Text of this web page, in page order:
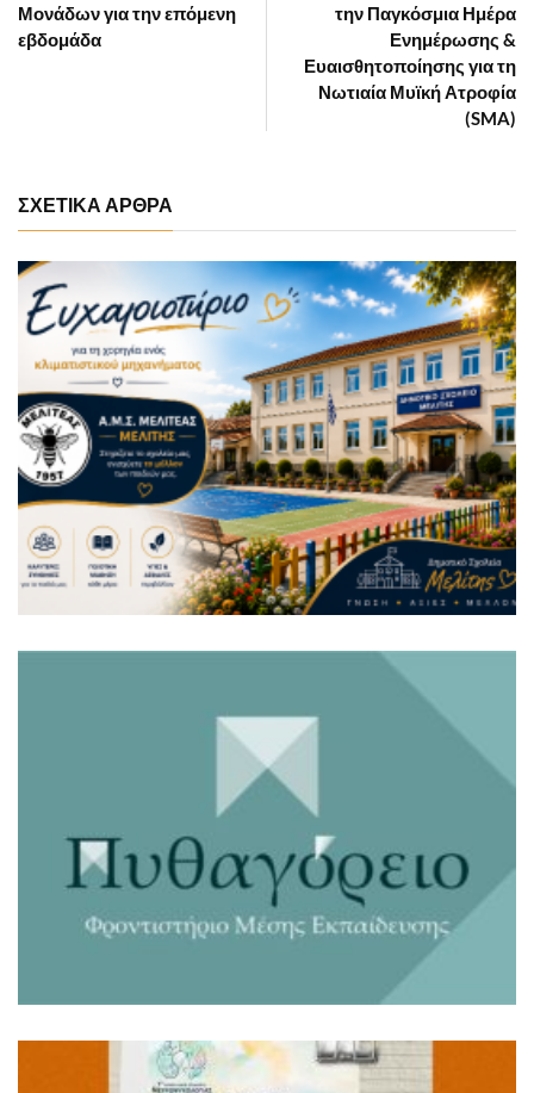
την Παγκόσμια Ημέρα
Ενημέρωσης &
Ευαισθητοποίησης για τη
Νωτιαία Μυϊκή Ατροφία
(SMA)
Μονάδων για την επόμενη
εβδομάδα
ΣΧΕΤΙΚΑ ΑΡΘΡΑ